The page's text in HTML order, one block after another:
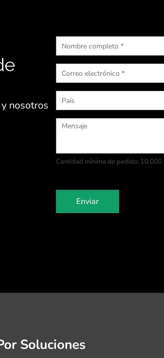
nosotros
Cantidad mínima de pedido: 10,000
Enviar
Soluciones